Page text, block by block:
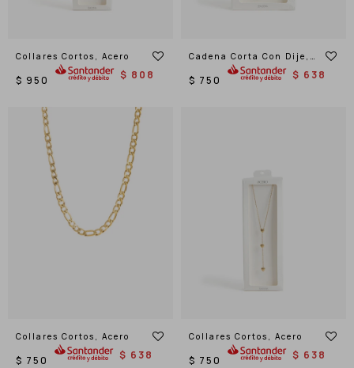
Collares Cortos, Acero
$ 950 $ 808
Cadena Corta Con Dije,
$ 750 $ 638
Collares Cortos, Acero
$ 750 $ 638
Collares Cortos, Acero
$ 750 $ 638